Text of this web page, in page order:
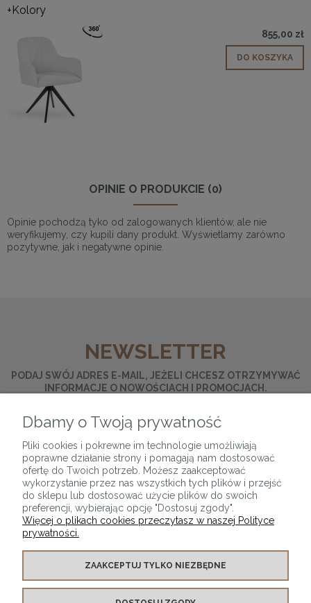
+Kolory
855,00 zł
DO KOSZYKA
OPINIE O PRODUKCIE (0)
Opinie pochodzą tyko od zalogowanych klientów, ale nie
weryfikujemy, czy kupili dany produkt. Wyświetlamy zarówno
pozytywne, jak i negatywne opinie.
NEWSLETTER
PODAJ SWÓJ ADRES E-MAIL, JEŻELI CHCESZ OTRZYMYWAĆ
INFORMACJE O NOWOŚCIACH I PROMOCJACH.
KONTAKT Z NAMI
Dbamy o Twoją prywatność
Pliki cookies i pokrewne im technologie umożliwiają
poprawne działanie strony i pomagają nam dostosować
ofertę do Twoich potrzeb. Możesz zaakceptować
wykorzystanie przez nas wszystkich tych plików i przejść
do sklepu lub dostosować użycie plików do swoich
preferencji, wybierając opcję "Dostosuj zgody".
Więcej o plikach cookies przeczytasz w naszej Polityce
prywatności.
ZAAKCEPTUJ TYLKO NIEZBĘDNE